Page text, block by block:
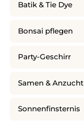
Batik & Tie Dye
Bonsai pflegen
Party-Geschirr
Samen & Anzucht
Sonnenfinsternis